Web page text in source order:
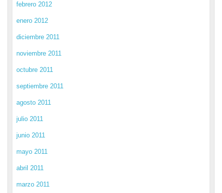
febrero 2012
enero 2012
diciembre 2011
noviembre 2011
octubre 2011
septiembre 2011
agosto 2011
julio 2011
junio 2011
mayo 2011
abril 2011
marzo 2011